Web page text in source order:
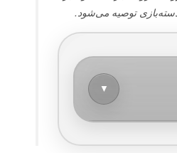
دسته‌بازی توصیه می‌شود.
▼